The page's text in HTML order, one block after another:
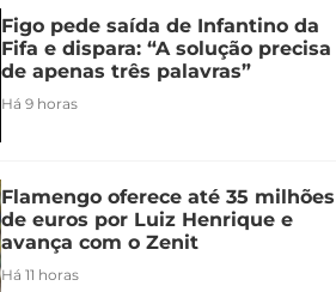
Figo pede saída de Infantino da
Fifa e dispara: “A solução precisa
de apenas três palavras”
Há 9 horas
Flamengo oferece até 35 milhões
de euros por Luiz Henrique e
avança com o Zenit
Há 11 horas